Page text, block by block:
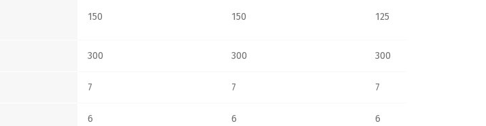
150 150 125
300 300 300
7 7 7
6 6 6